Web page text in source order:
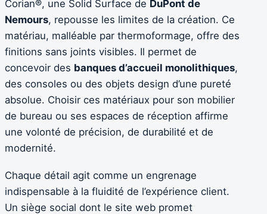
Corian®, une Solid Surface de DuPont de
Nemours, repousse les limites de la création. Ce
matériau, malléable par thermoformage, offre des
finitions sans joints visibles. Il permet de
concevoir des banques d’accueil monolithiques,
des consoles ou des objets design d’une pureté
absolue. Choisir ces matériaux pour son mobilier
de bureau ou ses espaces de réception affirme
une volonté de précision, de durabilité et de
modernité.
Chaque détail agit comme un engrenage
indispensable à la fluidité de l’expérience client.
Un siège social dont le site web promet